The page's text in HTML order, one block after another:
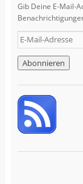
Gib Deine E-Mail-
E
-
M
a
i
d
e